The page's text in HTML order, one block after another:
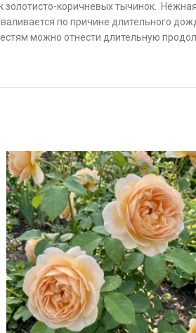
коричневых тычинок.
по причине длительного
можно отнести длительную